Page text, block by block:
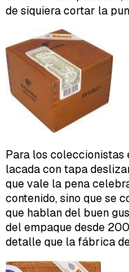
de siquiera cortar la
Para los coleccionistas
lacada con tapa
que vale la pena
contenido, sino que se
que hablan del buen
del empaque desde
detalle que la fábrica